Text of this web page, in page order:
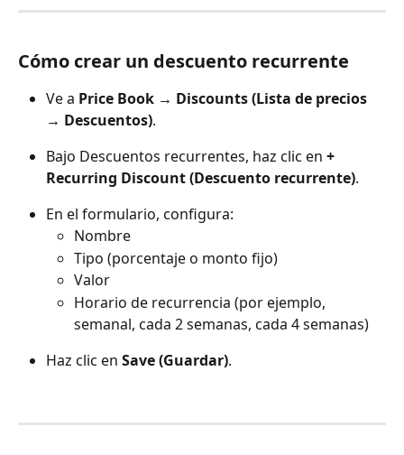
Cómo crear un descuento recurrente
Ve a Price Book → Discounts (Lista de precios
→ Descuentos).
Bajo Descuentos recurrentes, haz clic en +
Recurring Discount (Descuento recurrente).
En el formulario, configura:
Nombre
Tipo (porcentaje o monto fijo)
Valor
Horario de recurrencia (por ejemplo,
semanal, cada 2 semanas, cada 4 semanas)
Haz clic en Save (Guardar).